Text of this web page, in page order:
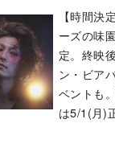
【時間決
ーズの味
定。終映
ン・ビア
ベントも
は5/1(月)